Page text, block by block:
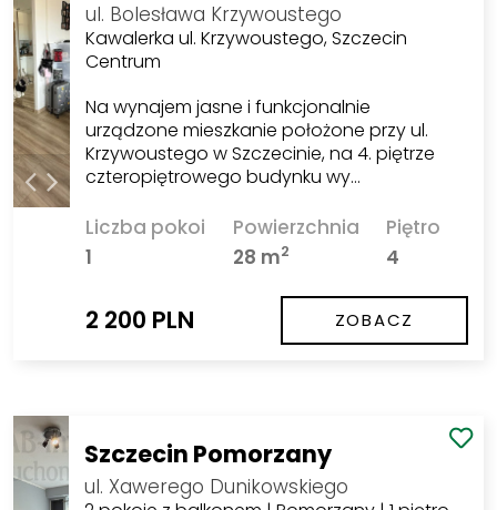
ul. Bolesława Krzywoustego
Kawalerka ul. Krzywoustego, Szczecin
Centrum
Na wynajem jasne i funkcjonalnie
urządzone mieszkanie położone przy ul.
Krzywoustego w Szczecinie, na 4. piętrze
czteropiętrowego budynku wy…
Liczba pokoi
1
Powierzchnia
28 m2
Piętro
4
2 200 PLN ZOBACZ
Szczecin Pomorzany
ul. Xawerego Dunikowskiego